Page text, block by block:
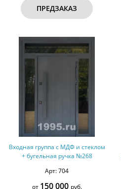
ПРЕДЗАКАЗ
Входная группа с МДФ и стеклом
+ бугельная ручка №268
Арт: 704
от 150 000 руб.